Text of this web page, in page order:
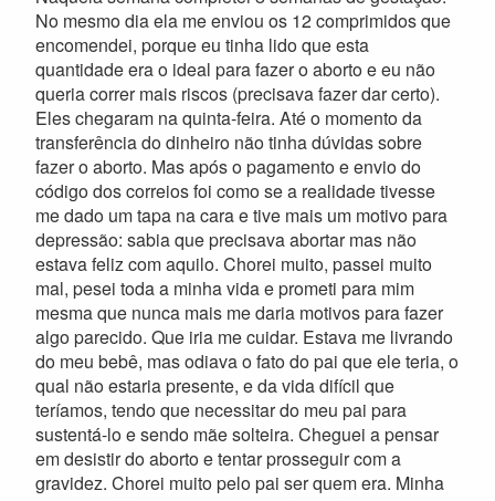
No mesmo dia ela me enviou os 12 comprimidos que
encomendei, porque eu tinha lido que esta
quantidade era o ideal para fazer o aborto e eu não
queria correr mais riscos (precisava fazer dar certo).
Eles chegaram na quinta-feira. Até o momento da
transferência do dinheiro não tinha dúvidas sobre
fazer o aborto. Mas após o pagamento e envio do
código dos correios foi como se a realidade tivesse
me dado um tapa na cara e tive mais um motivo para
depressão: sabia que precisava abortar mas não
estava feliz com aquilo. Chorei muito, passei muito
mal, pesei toda a minha vida e prometi para mim
mesma que nunca mais me daria motivos para fazer
algo parecido. Que iria me cuidar. Estava me livrando
do meu bebê, mas odiava o fato do pai que ele teria, o
qual não estaria presente, e da vida difícil que
teríamos, tendo que necessitar do meu pai para
sustentá-lo e sendo mãe solteira. Cheguei a pensar
em desistir do aborto e tentar prosseguir com a
gravidez. Chorei muito pelo pai ser quem era. Minha